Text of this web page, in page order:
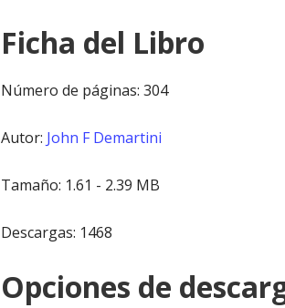
Ficha del Libro
Número de páginas: 304
Autor: John F Demartini
Tamaño: 1.61 - 2.39 MB
Descargas: 1468
Opciones de